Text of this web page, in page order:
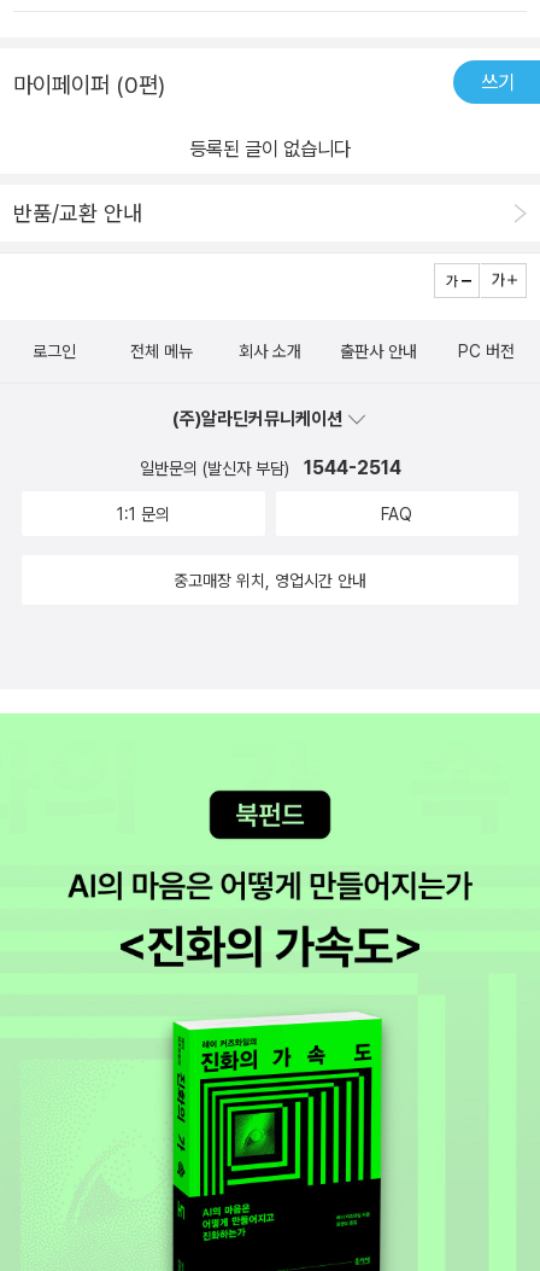
휘만 효율적으로 공부가능■ 자기 주도적 독해 학습의 힘을 키울수
는 리딩파워 주제별 독해 하루 10분씩 꾸준히 공부하도록 하자.* 교
어문제집 #ReadingPower #리딩파워 #하루10분영어읽기의힘 #
구문풀이로 나눠져 설명이 자세히 나와 있습니다. 혼자서 공부하더라
도 큰 문제 없어 보입니다.아이가 영어를 싫어하는 편이 아니라, 제가
네요. 단어는 괜찮은데, 독해는 확실히 어렵다고 합니다. (아직 어려
요. ^^; 고등학교 들어가려면 한참 남은 아이입니다.) 중학생이더라도
하고 싶은 아이라면 가능할 것 같습니다. 또한 독해는 아직 두렵지만
어휘부터 탄탄히 쌓고 독해에 응용해 보고 싶다는 친구들도 좋을 것
문제는 정말 좋았어요. 그러고보니, 어휘를 여러 번 반복하게 해주네
요. 어쨌거나 독해는 배경 지식이 꼭 필요하잖아요. 주제별로 나누어
져 있으니 기출 문제 보며 출제 경향도 살펴보고 여러 주제의 지문들
습니다.좀더 많은 정보를 원하는 분들을 위해 아래에 여러 도움되는
마이페이퍼 (0편) 쓰기
등록된 글이 없습니다
반품/교환 안내
로그인 전체 메뉴 회사 소개 출판사 안내 PC 버전
(주)알라딘커뮤니케이션
일반문의 (발신자 부담) 1544-2514
1:1 문의 FAQ
중고매장 위치, 영업시간 안내